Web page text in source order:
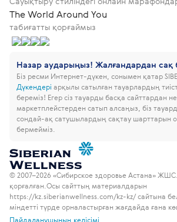
The World Around You
табиғатты қорғаймыз
Назар аударыңыз! Жалғандардан сақ
Біз ресми Интернет-дүкен, сонымен қатар
Дүкендері арқылы сатылған тауарлардың
береміз! Егер сіз тауарды басқа сайттардан
маркетплейстерден сатып алсаңыз, біз
сондай-ақ сатушылардың сақтау шарттарын
бермейміз.
© 2007–2026 «Сибирское здоровье Астана»
қорғалған. Осы сайттың материалдарын
https://kz.siberianwellness.com/kz-kz/ сайтына
міндетті түрде орналастырған жағдайда ғана
Пайдаланушының келісімі